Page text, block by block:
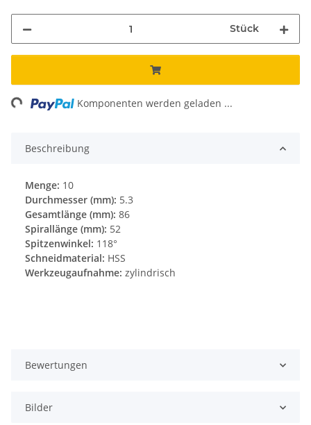
Stück
Komponenten werden geladen ...
Beschreibung
Menge: 10
Durchmesser (mm): 5.3
Gesamtlänge (mm): 86
Spirallänge (mm): 52
Spitzenwinkel: 118°
Schneidmaterial: HSS
Werkzeugaufnahme: zylindrisch
Bewertungen
Bilder